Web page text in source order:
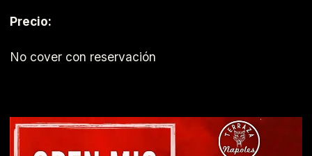
Precio:
No cover con reservación